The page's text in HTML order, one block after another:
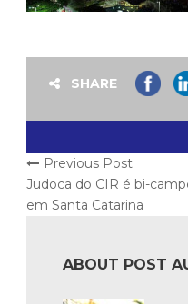
SHARE
Previous Post
Judoca do CIR é bi-
em Santa Catarina
ABOUT POST